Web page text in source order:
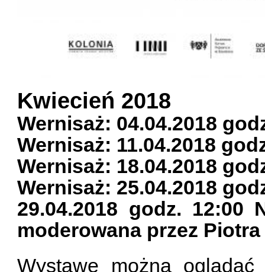
Kwiecień 2018
Wernisaż: 04.04.2018
Wernisaż: 11.04.2018
Wernisaż: 18.04.2018
Wernisaż: 25.04.2018
29.04.2018 godz. 12:00
moderowana przez
Wystawę można